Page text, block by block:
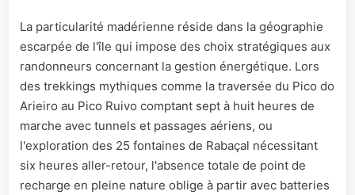
La particularité madérienne réside dans la géographie
escarpée de l'île qui impose des choix stratégiques aux
randonneurs concernant la gestion énergétique. Lors
des trekkings mythiques comme la traversée du Pico do
Arieiro au Pico Ruivo comptant sept à huit heures de
marche avec tunnels et passages aériens, ou
l'exploration des 25 fontaines de Rabaçal nécessitant
six heures aller-retour, l'absence totale de point de
recharge en pleine nature oblige à partir avec batteries